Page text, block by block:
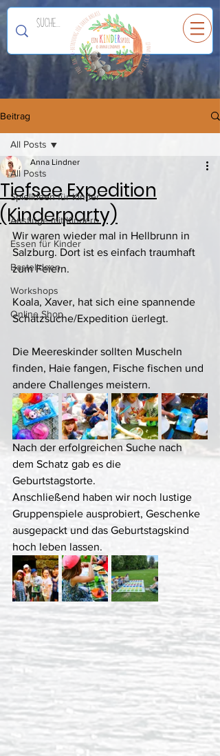
EinKINDERspiel
Beitrag
All Posts
Spielideen für Kinder
Ausflüge mit Kindern
Essen für Kinder
Bastelideen
Workshops
Online Shop
All Posts
Tiefsee Expedition
(Kinderparty)
Anna Lindner
Wir waren wieder mal in Hellbrunn in
Salzburg. Dort ist es einfach traumhaft
zum Feiern.
Koala, Xaver, hat sich eine spannende
Schatzsuche/Expedition üerlegt.
Die Meereskinder sollten Muscheln
finden, Haie fangen, Fische fischen und
andere Challenges meistern.
Nach der erfolgreichen Suche nach
dem Schatz gab es die
Geburtstagstorte.
Anschließend haben wir noch lustige
Gruppenspiele ausprobiert, Geschenke
ausgepackt und das Geburtstagskind
hoch leben lassen.